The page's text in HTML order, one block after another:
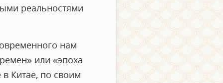
реальностями
нам
или «эпоха
Китае, по своим